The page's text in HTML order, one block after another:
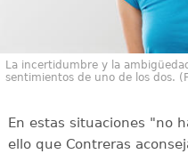
La incertidumbre y la
sentimientos de uno de los dos.
En estas situaciones "no
ello que Contreras